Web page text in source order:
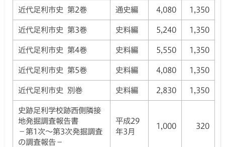
近代足利市史 第2巻 通史編 4,080 1,350
近代足利市史 第3巻 史料編 5,240 1,350
近代足利市史 第4巻 史料編 5,550 1,350
近代足利市史 第5巻 史料編 4,080 1,350
近代足利市史 別巻 史料編 2,830 1,350
史跡足利学校跡西側隣接
地発掘調査報告書
－第1次～第3次発掘調査
の調査報告－
平成29
年3月
1,000 320